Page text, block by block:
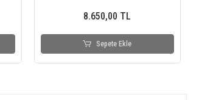
8.650,00 TL
Sepete Ekle